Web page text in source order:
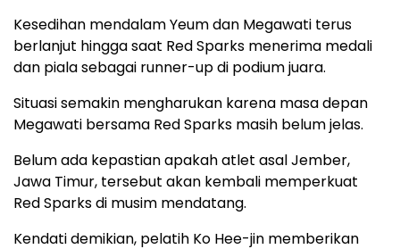
Kesedihan mendalam Yeum dan Megawati terus
berlanjut hingga saat Red Sparks menerima medali
dan piala sebagai runner-up di podium juara.
Situasi semakin mengharukan karena masa depan
Megawati bersama Red Sparks masih belum jelas.
Belum ada kepastian apakah atlet asal Jember,
Jawa Timur, tersebut akan kembali memperkuat
Red Sparks di musim mendatang.
Kendati demikian, pelatih Ko Hee-jin memberikan